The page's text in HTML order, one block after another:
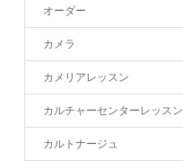
オーダー
カメラ
カメリアレッスン
カルチャーセンターレッスン
カルトナージュ